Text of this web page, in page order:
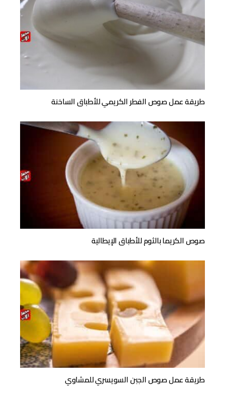
طريقة عمل صوص الفطر الكريمي للأطباق الساخنة
صوص الكريما بالثوم للأطباق الإيطالية
طريقة عمل صوص الجبن السويسري للمشاوي